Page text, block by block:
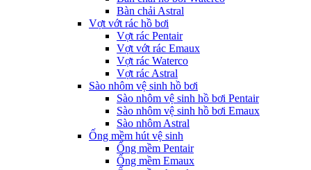
Bàn chải Astral
Vợt vớt rác hồ bơi
Vợt rác Pentair
Vợt vớt rác Emaux
Vợt rác Waterco
Vợt rác Astral
Sào nhôm vệ sinh hồ bơi
Sào nhôm vệ sinh hồ bơi Pentair
Sào nhôm vệ sinh hồ bơi Emaux
Sào nhôm Astral
Ống mềm hút vệ sinh
Ống mềm Pentair
Ống mềm Emaux